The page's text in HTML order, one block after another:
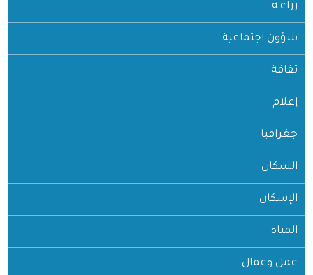
زراعـة
شؤون اجتماعية
ثقافة
إعلام
جغرافيا
السكان
الإسكان
المياه
عمل وعمال